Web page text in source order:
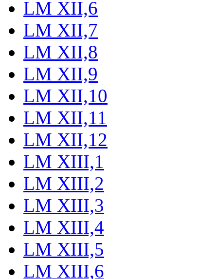
LM XII,6
LM XII,7
LM XII,8
LM XII,9
LM XII,10
LM XII,11
LM XII,12
LM XIII,1
LM XIII,2
LM XIII,3
LM XIII,4
LM XIII,5
LM XIII,6